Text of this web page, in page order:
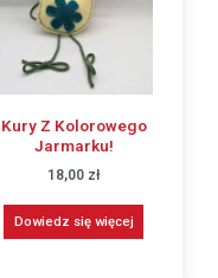
Kury Z Kolorowego
Jarmarku!
18,00 zł
Dowiedz się więcej